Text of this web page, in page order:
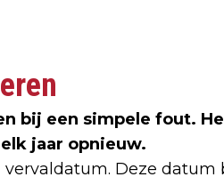
bij een simpele fout.
jaar opnieuw.
Deze datum